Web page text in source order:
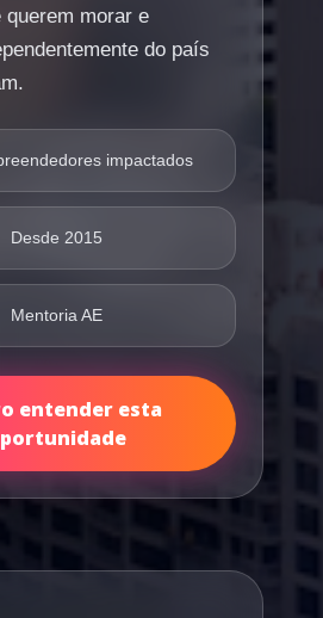
querem morar e
do país
impactados
Desde 2015
Mentoria AE
entender esta